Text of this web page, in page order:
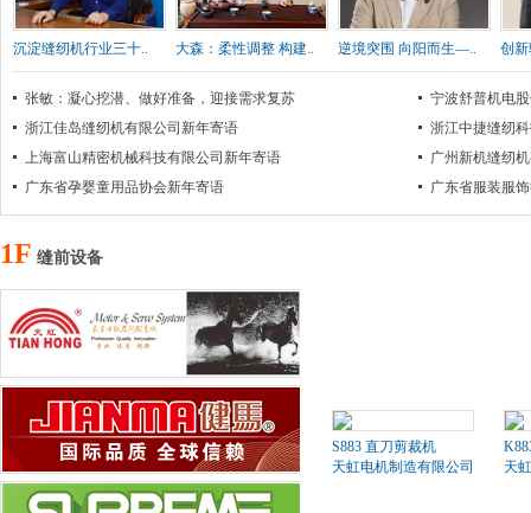
沉淀缝纫机行业三十.. 大森：柔性调整 构建.. 逆境突围 向阳而生—.. 创
张敏：凝心挖潜、做好准备，迎接需求复苏
宁波舒普机电
浙江佳岛缝纫机有限公司新年寄语
浙江中捷缝纫
上海富山精密机械科技有限公司新年寄语
广州新机缝纫
广东省孕婴童用品协会新年寄语
广东省服装服
1F 缝前设备
S883 直刀剪裁机
天虹电机制造有限公司
天